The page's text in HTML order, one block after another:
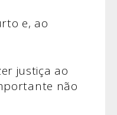
e, ao
justiça ao
não